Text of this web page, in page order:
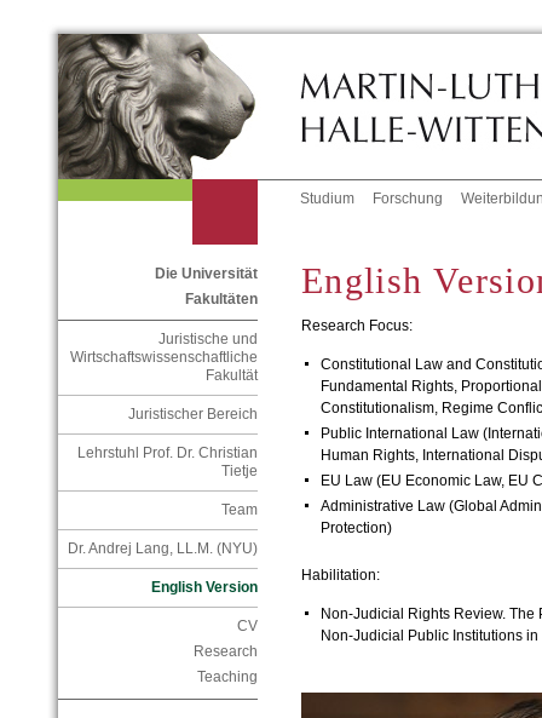
Studium Forschung
Die Universität
Fakultäten
Juristische und
Wirtschaftswissenschaftliche
Fakultät
Juristischer Bereich
Lehrstuhl Prof. Dr. Christian
Tietje
Team
Dr. Andrej Lang, LL.M. (NYU)
English Version
CV
Research
Teaching
English
Research Focus:
Constitutional Law and
Fundamental Rights,
Constitutionalism, Regime
Public International Law
Human Rights, International
EU Law (EU Economic Law, EU
Administrative Law (Global
Protection)
Habilitation:
Non-Judicial Rights Review.
Non-Judicial Public Institutions